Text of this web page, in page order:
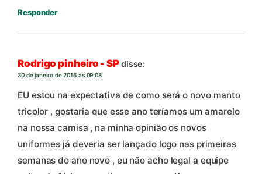
Responder
Rodrigo pinheiro - SPdisse:
30 de janeiro de 2016 às 09:08
EU estou na expectativa de como será o novo manto
tricolor , gostaria que esse ano teríamos um amarelo
na nossa camisa , na minha opinião os novos
uniformes já deveria ser lançado logo nas primeiras
semanas do ano novo , eu não acho legal a equipe